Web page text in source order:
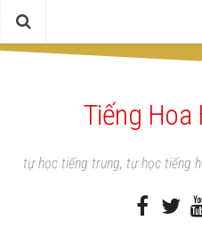
Tiếng trung chuyên ngành
Học tiếng Trung
Tiếng Hoa
tự học tiếng trung, tự học tiếng